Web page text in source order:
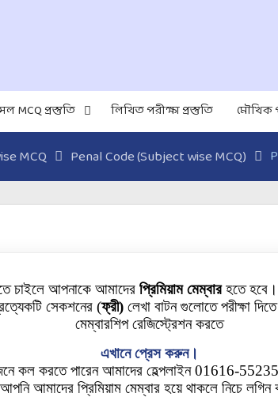
MCQ প্রস্তুতি লিখিত পরীক্ষা প্রস্তুতি মৌখিক
MCQ Penal Code (Subject wise MCQ)
চাইলে আপনাকে আমাদের প্রিমিয়াম মেম্বারহতে হবে।
সেকশনের (ফ্রী) লেখা বাটন গুলোতে পরীক্ষা
মেম্বারশিপ রেজিস্ট্রেশন করতে
এখানে প্রেস করুন।
কল করতে পারেন আমাদের হেল্পলাইন 01616-
আমাদের প্রিমিয়াম মেম্বার হয়ে থাকলে নিচে